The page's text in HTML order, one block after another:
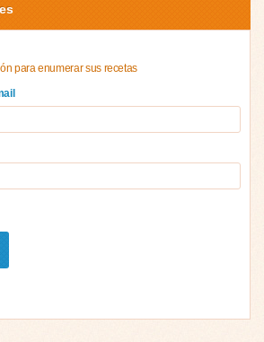
para enumerar sus recetas